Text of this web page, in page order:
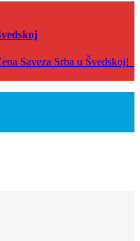
Saveza Srba u Švedskoj!